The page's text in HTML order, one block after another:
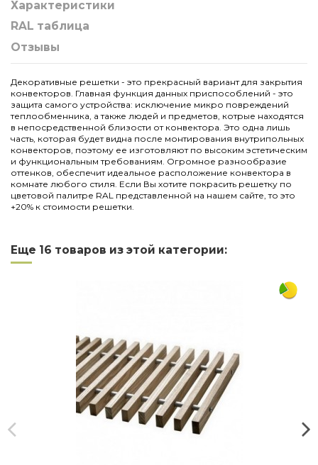
Характеристики
RAL таблица
Отзывы
Декоративные решетки - это прекрасный вариант для закрытия
конвекторов. Главная функция данных приспособлений - это
защита самого устройства: исключение микро повреждений
теплообменника, а также людей и предметов, котрые находятся
в непосредственной близости от конвектора. Это одна лишь
часть, которая будет видна после монтирования внутрипольных
конвекторов, поэтому ее изготовляют по высоким эстетическим
и функциональным требованиям. Огромное разнообразие
оттенков, обеспечит идеальное расположение конвектора в
комнате любого стиля. Если Вы хотите покрасить решетку по
цветовой палитре RAL представленной на нашем сайте, то это
+20% к стоимости решетки.
Ширина
160
Еще 16 товаров из этой категории: